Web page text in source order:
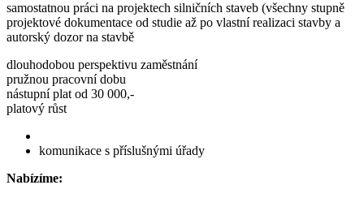
samostatnou práci na projektech silničních staveb (všechny stupně
projektové dokumentace od studie až po vlastní realizaci stavby a
autorský dozor na stavbě
dlouhodobou perspektivu zaměstnání
pružnou pracovní dobu
nástupní plat od 30 000,-
platový růst
komunikace s příslušnými úřady
Nabízíme: